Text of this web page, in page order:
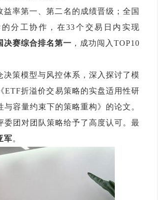
率第一、第二名的成绩晋级；全国
分工协作，在33个交易日内实现
决赛综合排名第一 ，成功闯入TOP10
决策模型与风控体系，深入探讨了模
ETF折溢价交易策略的实盘适用性研
容量约束下的策略重构》的论文 。
委团对团队策略给予了高度认可。最
军。